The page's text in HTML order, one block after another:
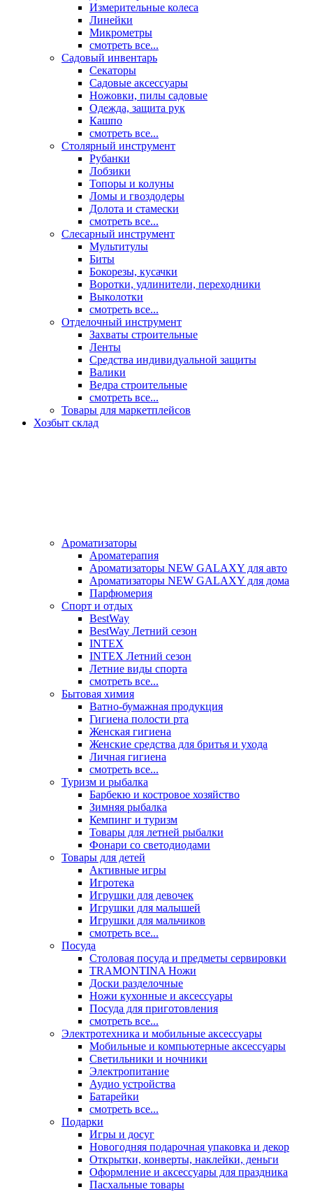
Измерительные колеса
Линейки
Микрометры
смотреть все...
Садовый инвентарь
Секаторы
Садовые аксессуары
Ножовки, пилы садовые
Одежда, защита рук
Кашпо
смотреть все...
Столярный инструмент
Рубанки
Лобзики
Топоры и колуны
Ломы и гвоздодеры
Долота и стамески
смотреть все...
Слесарный инструмент
Мультитулы
Биты
Бокорезы, кусачки
Воротки, удлинители, переходники
Выколотки
смотреть все...
Отделочный инструмент
Захваты строительные
Ленты
Средства индивидуальной защиты
Валики
Ведра строительные
смотреть все...
Товары для маркетплейсов
Хозбыт склад
Ароматизаторы
Ароматерапия
Ароматизаторы NEW GALAXY для авто
Ароматизаторы NEW GALAXY для дома
Парфюмерия
Спорт и отдых
BestWay
BestWay Летний сезон
INTEX
INTEX Летний сезон
Летние виды спорта
смотреть все...
Бытовая химия
Ватно-бумажная продукция
Гигиена полости рта
Женская гигиена
Женские средства для бритья и ухода
Личная гигиена
смотреть все...
Туризм и рыбалка
Барбекю и костровое хозяйство
Зимняя рыбалка
Кемпинг и туризм
Товары для летней рыбалки
Фонари со светодиодами
Товары для детей
Активные игры
Игротека
Игрушки для девочек
Игрушки для малышей
Игрушки для мальчиков
смотреть все...
Посуда
Столовая посуда и предметы сервировки
TRAMONTINA Ножи
Доски разделочные
Ножи кухонные и аксессуары
Посуда для приготовления
смотреть все...
Электротехника и мобильные аксессуары
Мобильные и компьютерные аксессуары
Светильники и ночники
Электропитание
Аудио устройства
Батарейки
смотреть все...
Подарки
Игры и досуг
Новогодняя подарочная упаковка и декор
Открытки, конверты, наклейки, деньги
Оформление и аксессуары для праздника
Пасхальные товары